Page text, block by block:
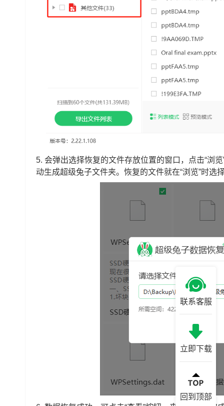
5. 会弹出选择恢复的文件存放位置的窗口，点击“浏
动生成超级兔子文件夹。恢复的文件就在“浏览”时选
联系客服
立即下载
回到顶部